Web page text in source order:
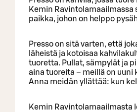
Kemin
paikka, johon on helppo
Presso on sitä varten, että
läheistä ja kotoisaa
tuoretta. Pullat, sämpylät ja
aina tuoreita – meillä on uuni
Anna meidän yllättää: kun
Kemin Ravintolamaailmasta